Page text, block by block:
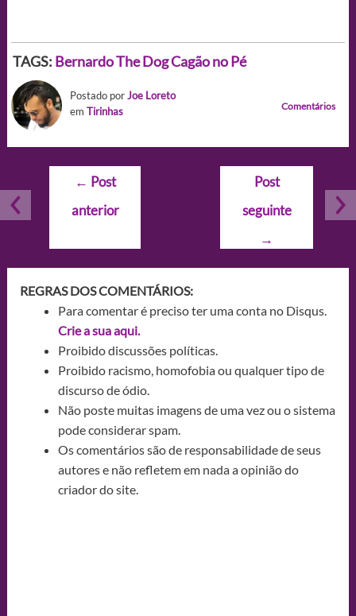
TAGS: Bernardo The DogCagão no Pé
Postado porJoe Loreto
em Tirinhas Comentários
Navegação
Post
← Post
anterior
Post
seguinte
→
REGRAS DOS COMENTÁRIOS:
Para comentar é preciso ter uma conta no Disqus.
Crie a sua aqui.
Proibido discussões políticas.
Proibido racismo, homofobia ou qualquer tipo de
discurso de ódio.
Não poste muitas imagens de uma vez ou o sistema
pode considerar spam.
Os comentários são de responsabilidade de seus
autores e não refletem em nada a opinião do
criador do site.